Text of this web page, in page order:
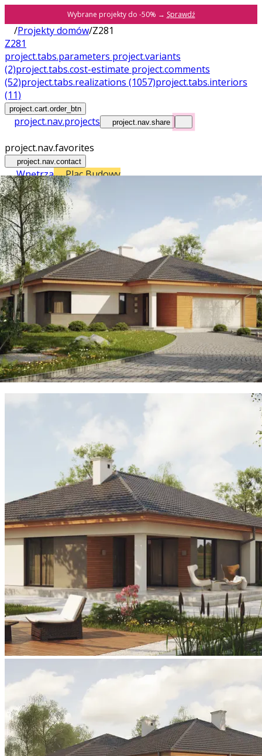
Wybrane projekty do -50% → Sprawdź
/Projekty domów/Z281
Z281
project.tabs.parameters project.variants
(2)project.tabs.cost-estimate project.comments
(52)project.tabs.realizations (1057)project.tabs.interiors
(11)
project.cart.order_btn
project.nav.projects project.nav.share
project.nav.favorites
project.nav.contact
Wnętrza Plac Budowy